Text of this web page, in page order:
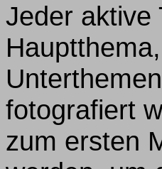
Jeder aktive
fotografiert
zum ersten